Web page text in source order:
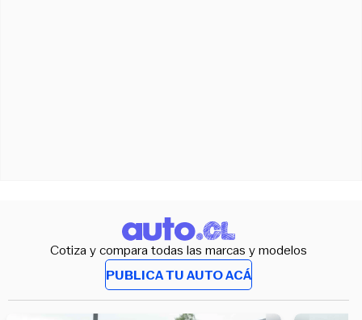
Cotiza y compara todas las marcas y modelos
PUBLICA TU AUTO ACÁ